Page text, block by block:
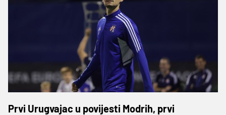
Prvi Urugvajac u povijesti Modrih, prvi